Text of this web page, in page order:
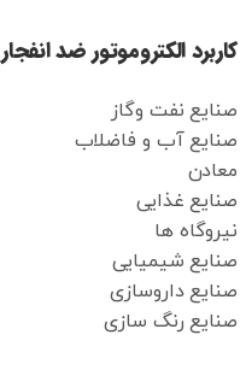
کاربرد الکتروموتور ضد انفجار WEG
صنایع نفت وگاز
صنایع آب و فاضلاب
معادن
صنایع غذایی
نیروگاه ها
صنایع شیمیایی
صنایع داروسازی
صنایع رنگ سازی